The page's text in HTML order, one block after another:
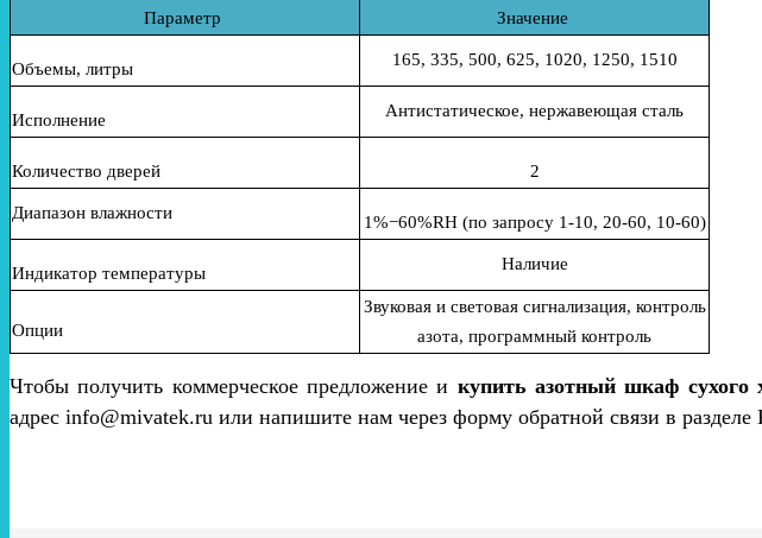
Параметр Значение
Объемы, литры 165, 335, 500, 625, 1020, 1250, 1510
Исполнение Антистатическое, нержавеющая сталь
Количество дверей 2
Диапазон влажности 1%−60%RH (по запросу 1-10, 20-60, 10-60)
Индикатор температуры Наличие
Опции
Звуковая и световая сигнализация, контроль
азота, программный контроль
Чтобы получить коммерческое предложение и купить азотный шкаф сухого
адрес info@mivatek.ru или напишите нам через форму обратной связи в разделе